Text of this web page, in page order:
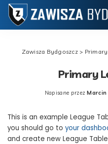
Zawisza Bydgoszcz>
Primary
Posted
Napisane przez Marcin
This is an example League
you should go to your
and create new League